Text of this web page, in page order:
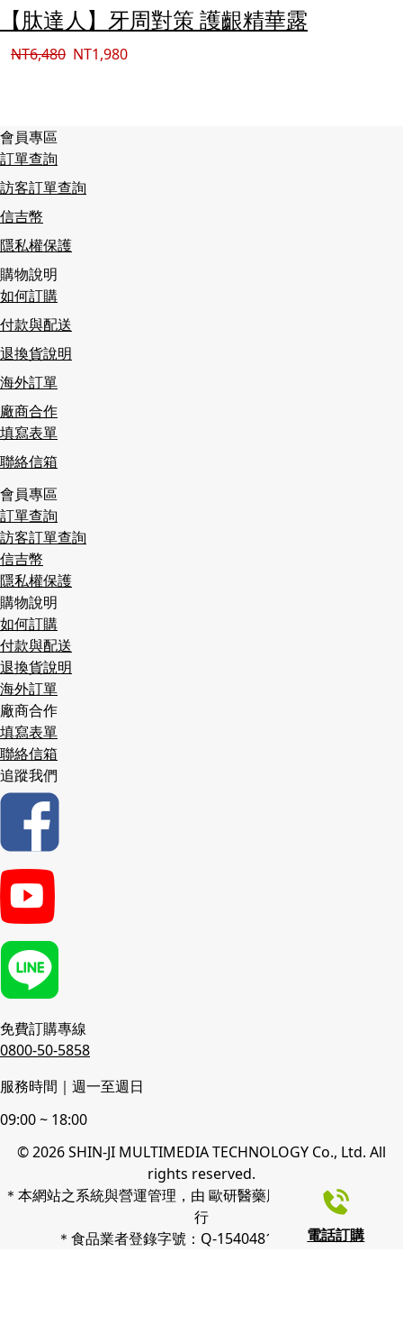
電話訂購
【肽達人】牙周對策 護齦精華露
NT6,480 NT1,980
會員專區
訂單查詢
訪客訂單查詢
信吉幣
隱私權保護
購物說明
如何訂購
付款與配送
退換貨說明
海外訂單
廠商合作
填寫表單
聯絡信箱
會員專區
訂單查詢
訪客訂單查詢
信吉幣
隱私權保護
購物說明
如何訂購
付款與配送
退換貨說明
海外訂單
廠商合作
填寫表單
聯絡信箱
追蹤我們
免費訂購專線
0800-50-5858
服務時間｜週一至週日
09:00 ~ 18:00
© 2026 SHIN-JI MULTIMEDIA TECHNOLOGY Co., Ltd. All
rights reserved.
＊本網站之系統與營運管理，由 歐研醫藥股份有限公司 協助執
行
＊食品業者登錄字號：Q-154048121-00000-9